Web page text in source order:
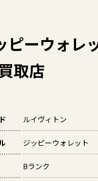
ピーウォレ
取店
ルイヴィトン
ジッピーウォレット
Bランク